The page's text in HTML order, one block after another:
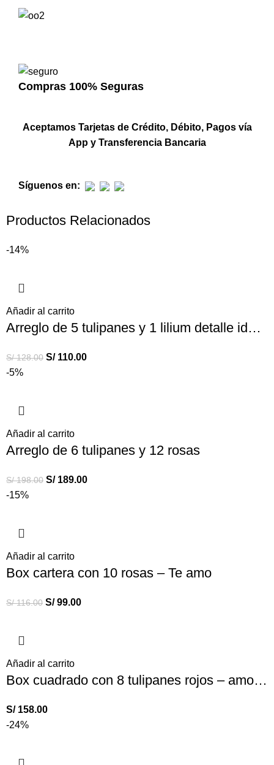
Compras 100% Seguras
Aceptamos Tarjetas de Crédito, Débito, Pagos vía
App y Transferencia Bancaria
Síguenos en:
Productos Relacionados
-14%
Añadir al carrito
Arreglo de 5 tulipanes y 1 lilium detalle ideal para oficina, cumpleaños
S/128.00 S/110.00
-5%
Añadir al carrito
Arreglo de 6 tulipanes y 12 rosas
S/198.00 S/189.00
-15%
Añadir al carrito
Box cartera con 10 rosas – Te amo
S/116.00 S/99.00
Añadir al carrito
Box cuadrado con 8 tulipanes rojos – amor – aniversario rojo
S/158.00
-24%